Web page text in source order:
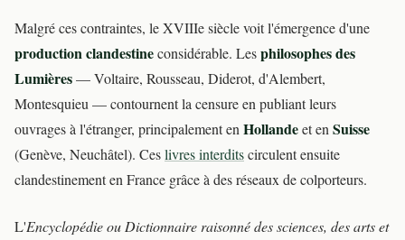
Malgré ces contraintes, le XVIIIe siècle voit l'émergence d'une
production clandestineconsidérable. Lesphilosophes des
Lumières— Voltaire, Rousseau, Diderot, d'Alembert,
Montesquieu — contournent la censure en publiant leurs
ouvrages à l'étranger, principalement enHollandeet enSuisse
(Genève, Neuchâtel). Ceslivres interditscirculent ensuite
clandestinement en France grâce à des réseaux de colporteurs.
L'Encyclopédie ou Dictionnaire raisonné des sciences, des arts et